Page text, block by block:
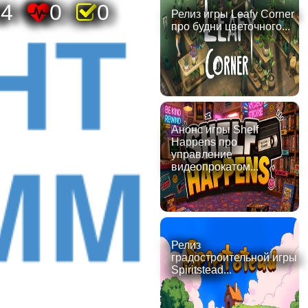
0 0
Релиз игры Leafy Corner
про будни цветочного...
Анонс игры Shelf
Happens про
управление
видеопрокатом...
Релиз
градостроительной игры
Spiritstead...